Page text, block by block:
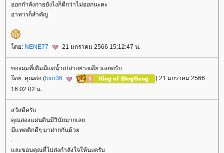
ออกกำลังกายยังไงก็ดีกว่าไม่ออกนะคะ
อาหารก็สำคัญ
ดย: NENE77 21 มกราคม 2566 15:12:47 น.
ของผมที่เติมมีแต่น้ำเปล่าอย่างเดียวเลยครับ
ดย: คุณต่อ (toor36
) 21 มกราคม 2566
16:02:02 น.
สวัสดีครับ
คุณสองแผ่นดินมีวินัยมากเล
มีแทคติกดีๆ มาฝากกันด้ว
ละขอบคุณที่ไปส่งกำลังใจให้นะครับ